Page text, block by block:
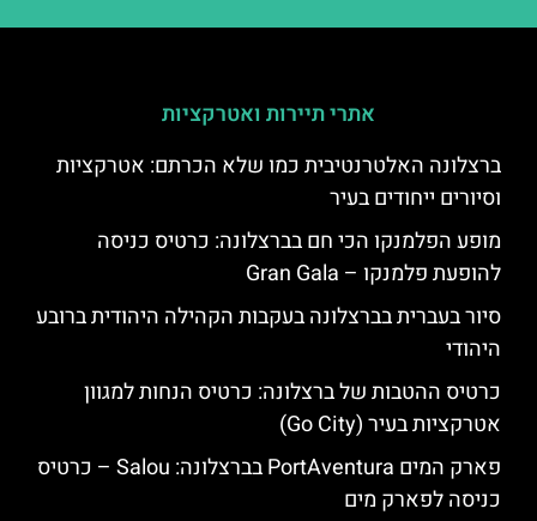
אתרי תיירות ואטרקציות
ברצלונה האלטרנטיבית כמו שלא הכרתם: אטרקציות
וסיורים ייחודים בעיר
מופע הפלמנקו הכי חם בברצלונה: כרטיס כניסה
להופעת פלמנקו – Gran Gala
סיור בעברית בברצלונה בעקבות הקהילה היהודית ברובע
היהודי
כרטיס ההטבות של ברצלונה: כרטיס הנחות למגוון
אטרקציות בעיר (Go City)
פארק המים PortAventura בברצלונה: Salou – כרטיס
כניסה לפארק מים